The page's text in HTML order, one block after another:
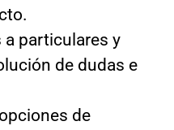
a particulares y
de dudas e
de